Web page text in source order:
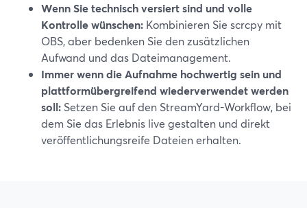
Wenn Sie technisch versiert sind und volle
Kontrolle wünschen: Kombinieren Sie scrcpy mit
OBS, aber bedenken Sie den zusätzlichen
Aufwand und das Dateimanagement.
Immer wenn die Aufnahme hochwertig sein und
plattformübergreifend wiederverwendet werden
soll: Setzen Sie auf den StreamYard-Workflow, bei
dem Sie das Erlebnis live gestalten und direkt
veröffentlichungsreife Dateien erhalten.